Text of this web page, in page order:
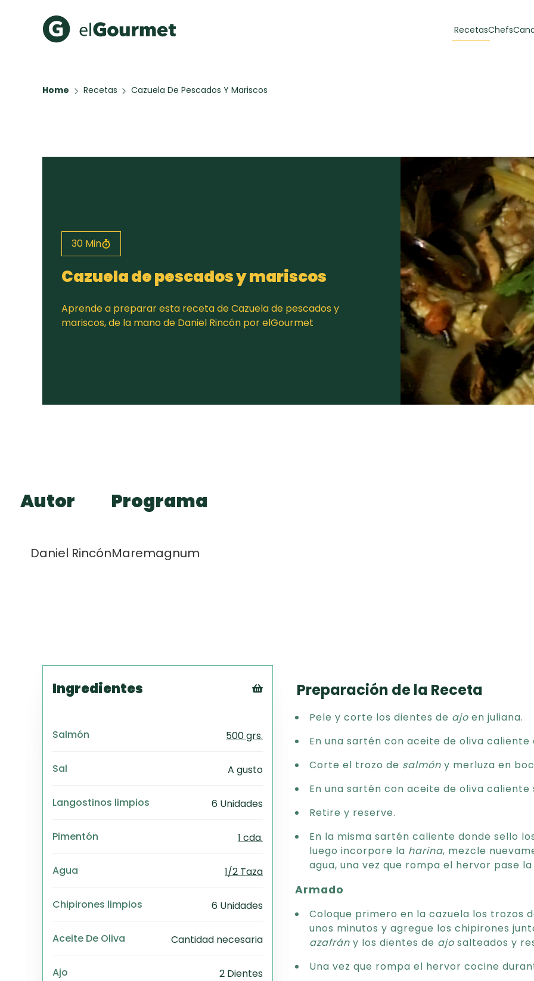
Recetas
Chocolate
Toast de trucha
curada y queso
casero
30 min
CARNE
60 min
Todas las recetas
Chefs
Home Recetas Cazuela De Pescados Y Mariscos
30 Min
Cazuela de pescados y mariscos
Aprende a preparar esta receta de Cazuela de pescados y
mariscos, de la mano de Daniel Rincón por elGourmet
Autor
Daniel Rincón
Programa
Maremagnum
Ingredientes
PDF
Excel
Word
Salmón 500 grs.
Sal A gusto
Langostinos limpios 6 Unidades
Pimentón 1 cda.
Agua 1/2 Taza
Chipirones limpios 6 Unidades
Aceite De Oliva Cantidad necesaria
Ajo 2 Dientes
Preparación de la Receta
Pele y corte los dientes de ajo en juliana.
En una sartén con aceite de oliva
Corte el trozo de salmón y merluza en
En una sartén con aceite de oliva
Retire y reserve.
En la misma sartén caliente donde sello
luego incorpore la harina, mezcle
agua, una vez que rompa el hervor pase
Armado
Coloque primero en la cazuela los trozos
unos minutos y agregue los chipirones
azafrán y los dientes de ajo salteados y
Una vez que rompa el hervor cocine